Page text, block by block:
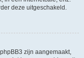
deze uitgeschakeld.
zijn aangemaakt,